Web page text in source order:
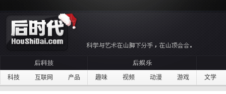
科技 互联网 产品 趣味 视频 动漫 游戏 文学